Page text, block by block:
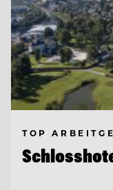
TOP